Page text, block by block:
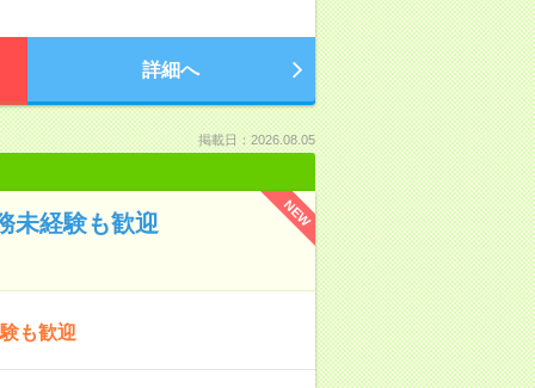
詳細へ
掲載日：2026.08.05
NEW
未経験も歓迎
も歓迎